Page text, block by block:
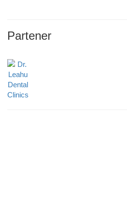
Partener